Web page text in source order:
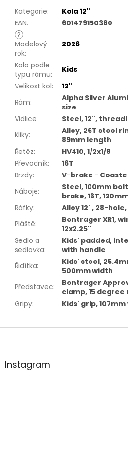
Kategorie:
Kola 12"
EAN:
601479150380
?
Modelový
rok:
2026
Kolo podle
typu rámu:
Kids
Velikost kol:
12"
Rám:
Alpha Silver
size
Vidlice:
Steel, 12'',
Kliky:
Alloy, 26T steel
89mm length
Řetěz:
HV410, 1/2x1/8
Převodník:
16T
Brzdy:
V-brake -
Náboje:
Steel, 100mm
brake, 16T,
Ráfky:
Alloy 12'', 28-
Pláště:
Bontrager XR1,
12x2.25''
Sedlo a
sedlovka:
Kids' padded,
with handle
Řidítka:
Kids' steel,
500mm width
Představec:
Bontrager
clamp, 15 degree
Gripy: Kids' grip,
Z
aInstagram